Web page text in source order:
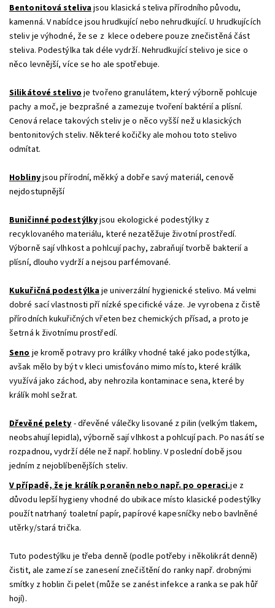
Bentonitová stelivajsou klasická steliva přírodního původu,
kamenná. V nabídce jsou hrudkující nebo nehrudkující. U hrudkujících
steliv je výhodné, že se z klece odebere pouze znečistěná část
steliva. Podestýlka tak déle vydrží. Nehrudkující stelivo je sice o
něco levnější, více se ho ale spotřebuje.
Silikátové stelivoje tvořeno granulátem, který výborně pohlcuje
pachy a moč, je bezprašné a zamezuje tvoření baktérií a plísní.
Cenová relace takových steliv je o něco vyšší než u klasických
bentonitových steliv. Některé kočičky ale mohou toto stelivo
odmítat.
Hoblinyjsou přírodní, měkký a dobře savý materiál, cenově
nejdostupnější
Buničinné podestýlkyjsou ekologické podestýlky z
recyklovaného materiálu, které nezatěžuje životní prostředí.
Výborně sají vlhkost a pohlcují pachy, zabraňují tvorbě bakterií a
plísní, dlouho vydrží a nejsou parfémované.
Kukuřičná podestýlkaje univerzální hygienické stelivo. Má velmi
dobré sací vlastnosti pří nízké specifické váze. Je vyrobena z čistě
přírodních kukuřičných vřeten bez chemických přísad, a proto je
šetrná k životnímu prostředí.
Senoje kromě potravy pro králíky vhodné také jako podestýlka,
avšak mělo by být v kleci umisťováno mimo místo, které králík
využívá jako záchod, aby nehrozila kontaminace sena, které by
králík mohl sežrat.
Dřevěné pelety- dřevěné válečky lisované z pilin (velkým tlakem,
neobsahují lepidla), výborně sají vlhkost a pohlcují pach. Po nasátí se
rozpadnou, vydrží déle než např. hobliny. V poslední době jsou
jedním z nejoblíbenějších steliv.
V případě, že je králík poraněn nebo např. po operaci,je z
důvodu lepší hygieny vhodné do ubikace místo klasické podestýlky
použít natrhaný toaletní papír, papírové kapesníčky nebo bavlněné
utěrky/stará trička.
Tuto podestýlku je třeba denně (podle potřeby i několikrát denně)
čistit, ale zamezí se zanesení znečištění do ranky např. drobnými
smítky z hoblin či pelet (může se zanést infekce a ranka se pak hůř
hojí).